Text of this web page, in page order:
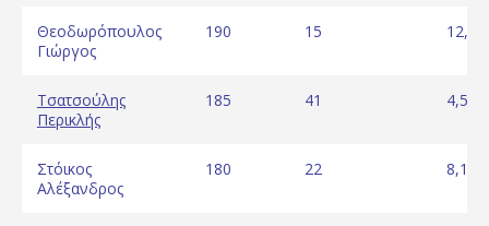
Θεοδωρόπουλος
Γιώργος
190 15 12,67
Τσατσούλης
Περικλής
185 41 4,51
Στόικος
Αλέξανδρος
180 22 8,18